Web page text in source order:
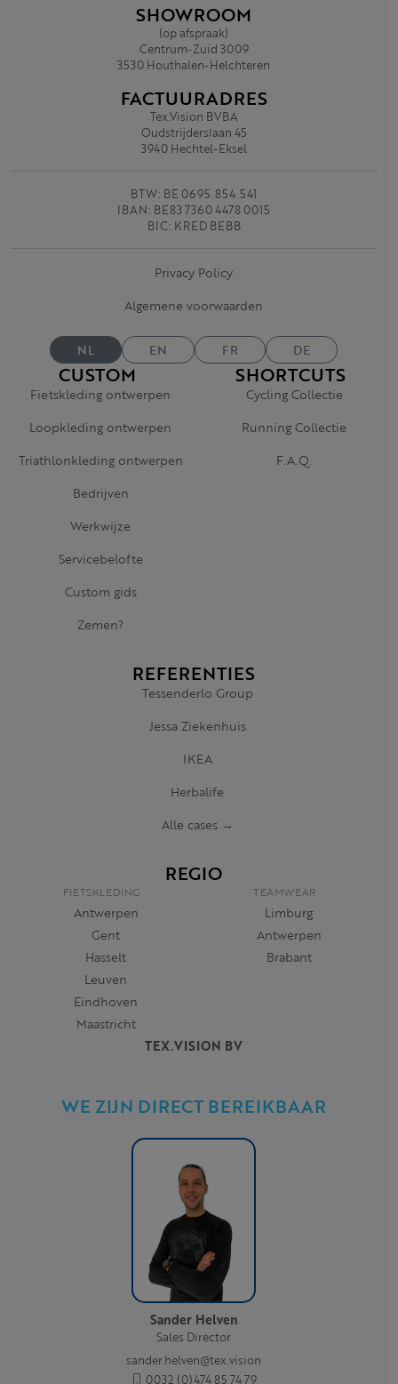
TEX.VISION BV
WE ZIJN DIRECT BEREIKBAAR
Sander Helven
Sales Director
sander.helven@tex.vision
0032 (0)474 85 74 79
CUSTOM
Fietskleding ontwerpen
Loopkleding ontwerpen
Triathlonkleding ontwerpen
Bedrijven
Werkwijze
Servicebelofte
Custom gids
Zemen?
SHORTCUTS
Cycling Collectie
Running Collectie
F.A.Q.
REFERENTIES
Tessenderlo Group
Jessa Ziekenhuis
IKEA
Herbalife
Alle cases →
REGIO
FIETSKLEDING
Antwerpen
Gent
Hasselt
Leuven
Eindhoven
Maastricht
TEAMWEAR
Limburg
Antwerpen
Brabant
SHOWROOM
(op afspraak)
Centrum-Zuid 3009
3530 Houthalen-Helchteren
FACTUURADRES
Tex.Vision BVBA
Oudstrijderslaan 45
3940 Hechtel-Eksel
BTW: BE 0695.854.541
IBAN: BE83 7360 4478 0015
BIC: KRED BEBB
Privacy Policy
Algemene voorwaarden
NL EN FR DE